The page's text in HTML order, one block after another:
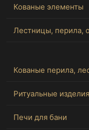
Кованые элементы
Лестницы, перила,
Кованые перила,
Ритуальные изделия
Печи для бани